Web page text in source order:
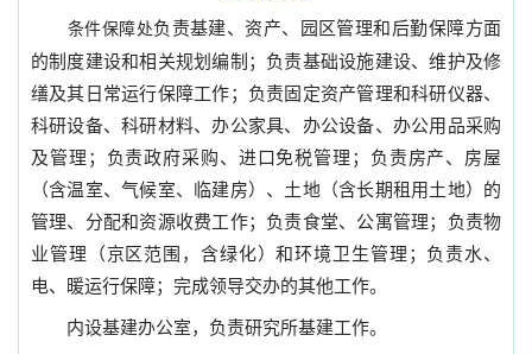
条件保障处负责基建、资产、园区管理和后勤保障方面
的制度建设和相关规划编制；负责基础设施建设、维护及修
缮及其日常运行保障工作；负责固定资产管理和科研仪器、
科研设备、科研材料、办公家具、办公设备、办公用品采购
及管理；负责政府采购、进口免税管理；负责房产、房屋
（含温室、气候室、临建房）、土地（含长期租用土地）的
管理、分配和资源收费工作；负责食堂、公寓管理；负责物
业管理（京区范围，含绿化）和环境卫生管理；负责水、
电、暖运行保障；完成领导交办的其他工作。
内设基建办公室，负责研究所基建工作。